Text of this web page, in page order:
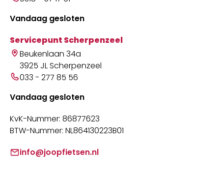
Vandaag gesloten
Servicepunt Scherpenzeel
Beukenlaan 34a
3925 JL Scherpenzeel
033 - 277 85 56
Vandaag gesloten
KvK-Nummer: 86877623
BTW-Nummer: NL864130223B01
info@joopfietsen.nl